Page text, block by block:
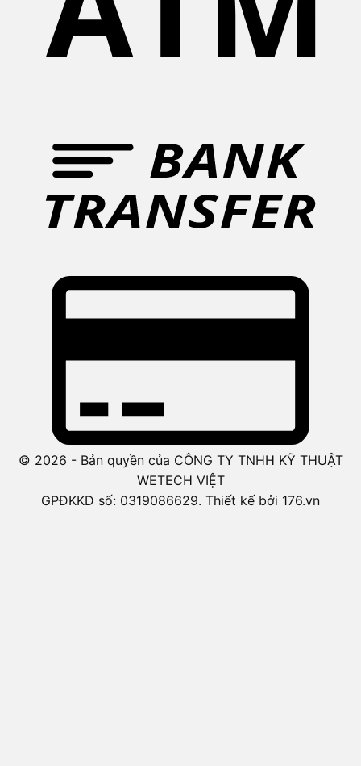
© 2026 - Bản quyền của CÔNG TY TNHH KỸ THUẬT
WETECH VIỆT
GPĐKKD số: 0319086629. Thiết kế bởi 176.vn